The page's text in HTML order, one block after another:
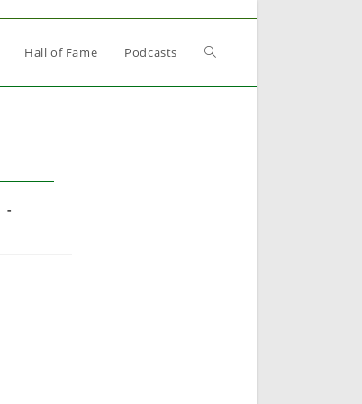
Hall of Fame Podcasts Toggle